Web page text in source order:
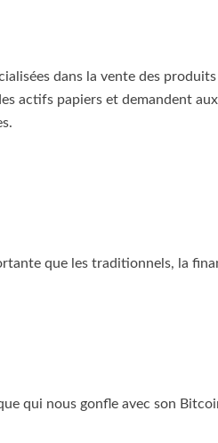
dans la vente des
actifs papiers et demandent
que les traditionnels, la
qui nous gonfle avec son